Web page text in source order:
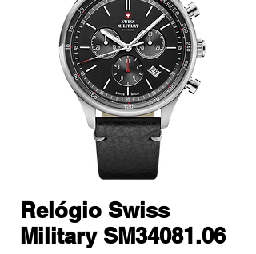
Relógio Swiss
Military SM34081.06